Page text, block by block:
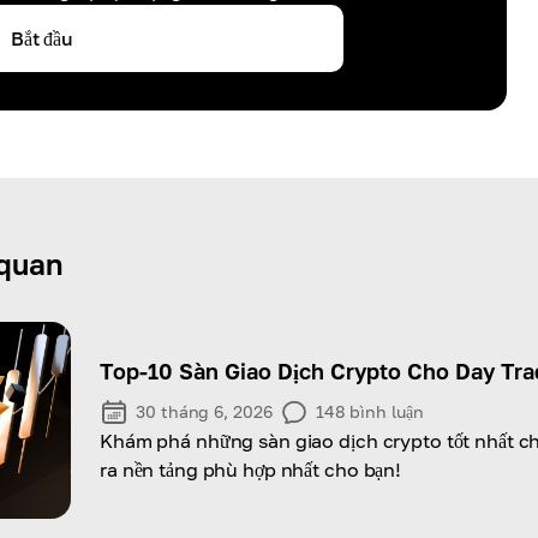
Bắt đầu
Top-10 Sàn Giao Dịch Crypto Cho Day
30 tháng 6, 2026 148 bình luận
Khám phá những sàn giao dịch crypto tốt nhất
ra nền tảng phù hợp nhất cho bạn!